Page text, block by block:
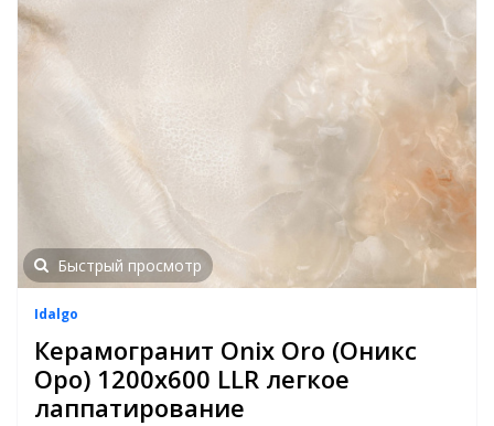
Быстрый просмотр
Idalgo
Керамогранит Onix Oro (Оникс
Оро) 1200x600 LLR легкое
лаппатирование